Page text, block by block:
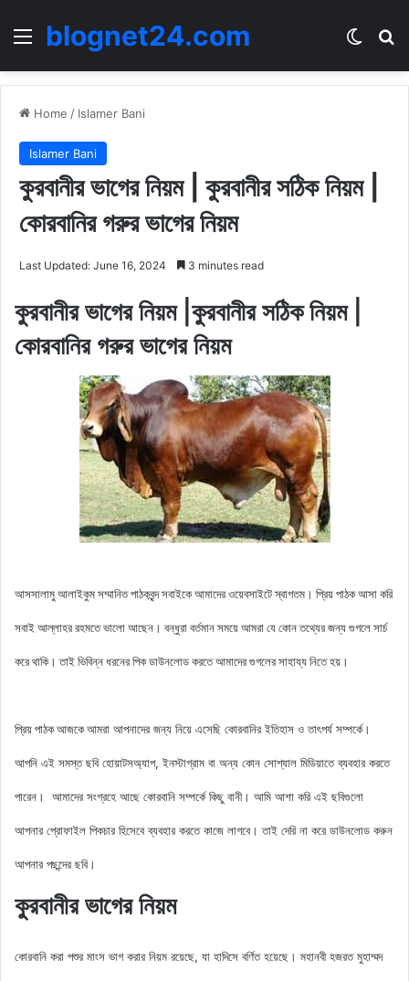
Menublognet24.com
Home / Islamer Bani
Islamer Bani
কুরবানীর ভাগের নিয়ম | কুরবানীর সঠিক নিয়ম |
কোরবানির গরুর ভাগের নিয়ম
Last Updated: June 16, 2024 3 minutes read
কুরবানীর ভাগের নিয়ম |কুরবানীর সঠিক নিয়ম |
কোরবানির গরুর ভাগের নিয়ম
আসসালামু আলাইকুম সম্মানিত পাঠকবৃন্দ সবাইকে আমাদের ওয়েবসাইটে স্বাগতম। প্রিয় পাঠক আসা করি
সবাই আল্লাহর রহমতে ভালো আছেন। বন্ধুরা বর্তমান সময়ে আমরা যে কোন তথ্যের জন্য গুগলে সার্চ
করে থাকি। তাই ভিবিন্ন ধরনের পিক ডাউনলোড করতে আমাদের গুগলের সাহায্য নিতে হয়।
প্রিয় পাঠক আজকেআমরা আপনাদের জন্য নিয়ে এসেছি কোরবানির ইতিহাস ও তাৎপর্য সম্পর্কে।
আপনি এই সমস্ত ছবি হোয়াটসঅ্যাপ, ইনস্টাগ্রাম বা অন্য কোন সোশ্যাল মিডিয়াতে ব্যবহার করতে
পারেন। আমাদের সংগ্রহে আছে কোরবানি সম্পর্কে কিছু বানী। আমি আশা করি এই ছবিগুলো
আপনার প্রোফাইল পিকচার হিসেবে ব্যবহার করতে কাজে লাগবে। তাই দেরি না করে ডাউনলোড করুন
আপনার পছন্দের ছবি।
কুরবানীর ভাগের নিয়ম
কোরবানি করা পশুর মাংস ভাগ করার নিয়ম রয়েছে, যা হাদিসে বর্ণিত হয়েছে। মহানবী হজরত মুহাম্মদ